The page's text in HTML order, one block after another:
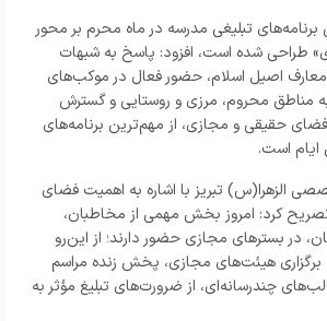
برنامه‌های تبلیغی مدرسه در ماه محرم بر محور
طراحی شده است، افزود: پاسخ به شبهات
اصیل اسلام، حضور فعال در موکب‌های
مناطق محروم، مرزی و روستایی و گسترش
حقیقی و مجازی، از مهم‌ترین برنامه‌های
ایام است.
الزهرا(س) تبریز با اشاره به اهمیت فضای
کرد: امروز بخش مهمی از مخاطبان،
در بسترهای مجازی حضور دارند؛ از این‌رو
برگزاری هیئت‌های مجازی، پخش زنده مراسم
چندرسانه‌ای، از ضرورت‌های تبلیغ مؤثر به